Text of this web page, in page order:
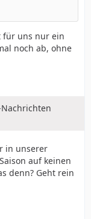
für uns nur ein
noch ab, ohne
in unserer
auf keinen
denn? Geht rein